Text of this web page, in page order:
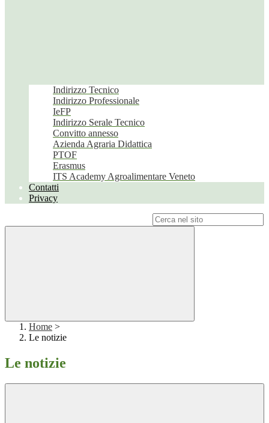
Indirizzo Tecnico
Indirizzo Professionale
IeFP
Indirizzo Serale Tecnico
Convitto annesso
Azienda Agraria Didattica
PTOF
Erasmus
ITS Academy Agroalimentare Veneto
Contatti
Privacy
Home >
Le notizie
Le notizie